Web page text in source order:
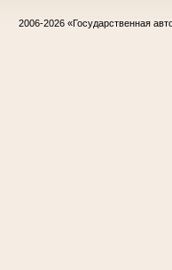
2006-2026 «Государственная